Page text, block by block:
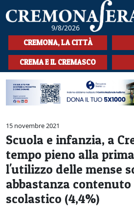
9/8/2026
HOME
CRONACA
SPORT
LA MUSICA
CULTURA
LA STORIA
SPETTACOLI
L'EDITORIALE
SEZIONI
CREMONA, LA CITTÀ
CREMA E IL CREMASCO
15 novembre 2021
Scuola e infanzia, a
tempo pieno alla
l'utilizzo delle mense
abbastanza contenuto
scolastico (4,4%)